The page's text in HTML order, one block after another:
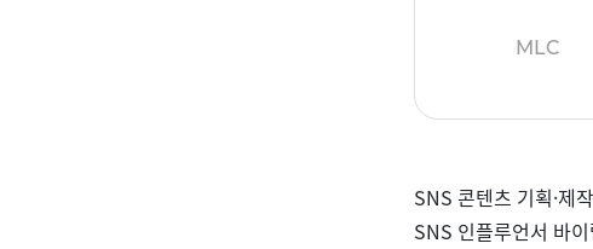
MLC
SNS 콘텐츠 기획·제
SNS 인플루언서 바